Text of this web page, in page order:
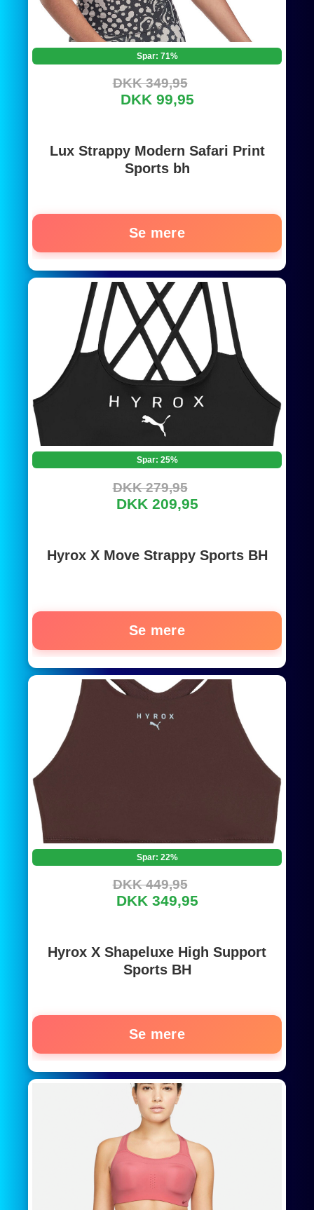
Spar: 71%
DKK 349,95
DKK 99,95
Lux Strappy Modern Safari Print
Sports bh
Se mere
Spar: 25%
DKK 279,95
DKK 209,95
Hyrox X Move Strappy Sports BH
Se mere
Spar: 22%
DKK 449,95
DKK 349,95
Hyrox X Shapeluxe High Support
Sports BH
Se mere